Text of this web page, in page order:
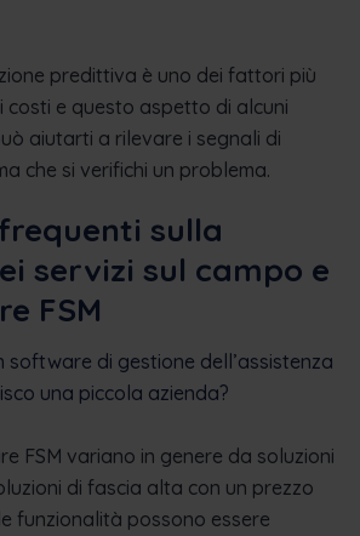
predittiva è uno dei fattori più
costi e questo aspetto di alcuni
aiutarti a rilevare i segnali di
che si verifichi un problema.
sulla
servizi sul campo e
FSM
software di gestione dell’assistenza
una piccola azienda?
FSM variano in genere da soluzioni
di fascia alta con un prezzo
funzionalità possono essere